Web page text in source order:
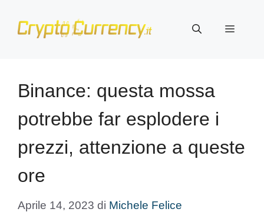
Menu
Binance: questa mossa
potrebbe far esplodere i
prezzi, attenzione a queste
ore
Aprile 14, 2023 di Michele Felice